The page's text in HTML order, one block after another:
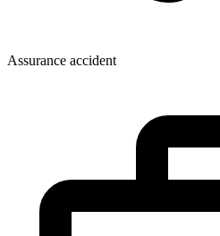
Assurance accident